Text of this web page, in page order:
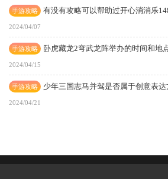
手游攻略 有没有攻略可以帮助过开心消消乐
2024/04/07
手游攻略 卧虎藏龙2穹武龙阵举办的时间和地
2024/04/15
手游攻略 少年三国志马并驾是否属于创意表达
2024/04/21